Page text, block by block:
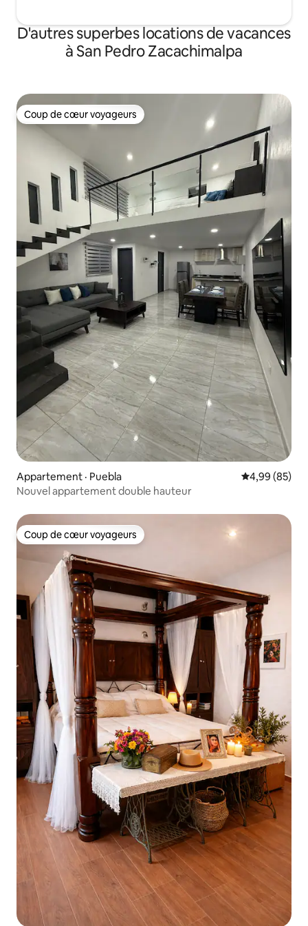
D'autres superbes locations de vacances
à San Pedro Zacachimalpa
Coup de cœur voyageurs
Coup de cœur voyageurs
Appartement · Puebla Note
4,99 (85)
Nouvel appartement double hauteur
Coup de cœur voyageurs
Coup de cœur voyageurs